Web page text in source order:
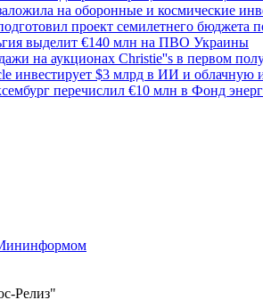
на оборонные и космические
проект семилетнего бюджета
выделит €140 млн на ПВО Украины
на аукционах Christie''s в первом
инвестирует $3 млрд в ИИ и облачную
перечислил €10 млн в Фонд
Релиз"